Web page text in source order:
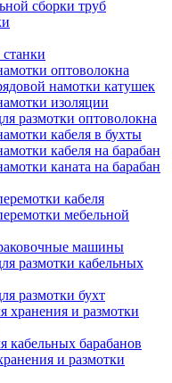
сборки труб
оптоволокна
намотки катушек
изоляции
размотки оптоволокна
кабеля в бухты
кабеля на барабан
каната на барабан
кабеля
мебельной
машины
размотки кабельных
размотки бухт
хранения и размотки
кабельных барабанов
и размотки